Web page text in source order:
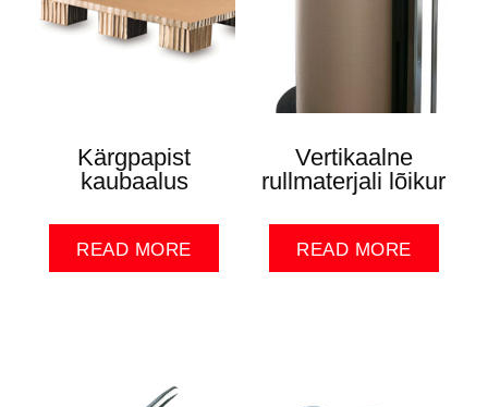
Kärgpapist
kaubaalus
READ MORE
Vertikaalne
rullmaterjali lõikur
READ MORE